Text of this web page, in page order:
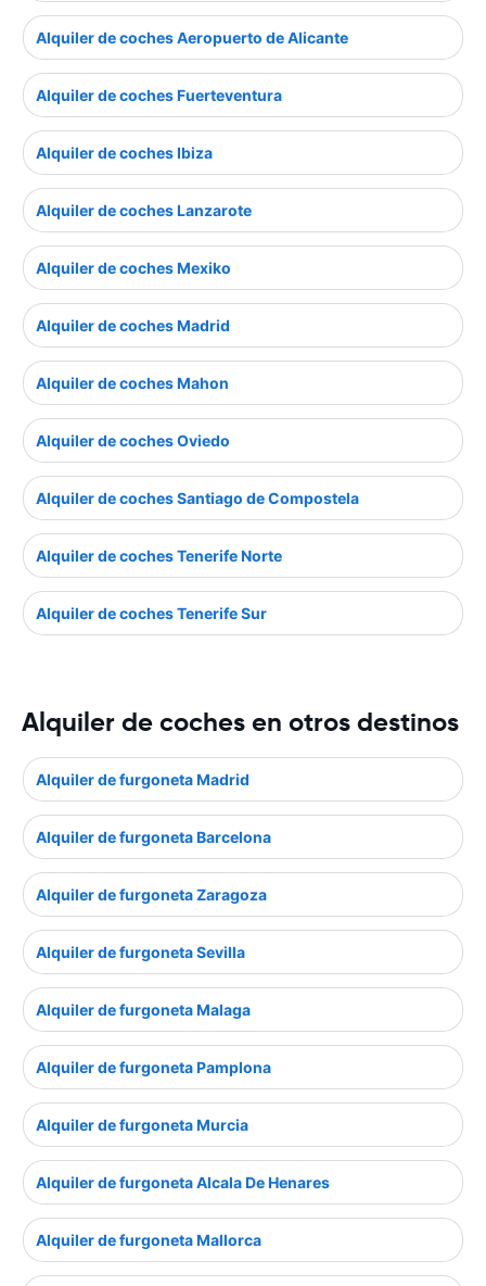
Alquiler de coches Aeropuerto de Alicante
Alquiler de coches Fuerteventura
Alquiler de coches Ibiza
Alquiler de coches Lanzarote
Alquiler de coches Mexiko
Alquiler de coches Madrid
Alquiler de coches Mahon
Alquiler de coches Oviedo
Alquiler de coches Santiago de Compostela
Alquiler de coches Tenerife Norte
Alquiler de coches Tenerife Sur
Alquiler de coches en otros destinos
Alquiler de furgoneta Madrid
Alquiler de furgoneta Barcelona
Alquiler de furgoneta Zaragoza
Alquiler de furgoneta Sevilla
Alquiler de furgoneta Malaga
Alquiler de furgoneta Pamplona
Alquiler de furgoneta Murcia
Alquiler de furgoneta Alcala De Henares
Alquiler de furgoneta Mallorca